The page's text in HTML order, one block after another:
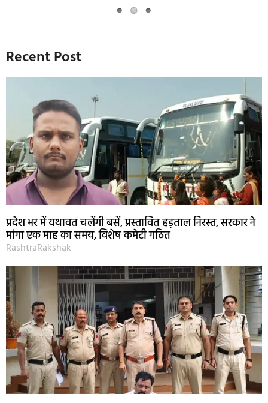
Recent Post
प्रदेश भर में यथावत चलेंगी बसें, प्रस्तावित हड़ताल निरस्त, सरकार ने
मांगा एक माह का समय, विशेष कमेटी गठित
RashtraRakshak